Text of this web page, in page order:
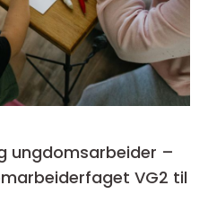
ungdomsarbeider –
VG2 til